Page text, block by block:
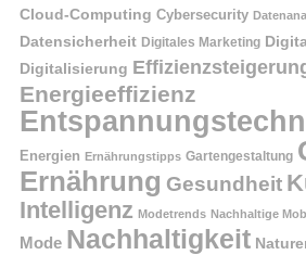
Cloud-Computing Cybersecurity
Datensicherheit Digitales Marketing
Digitalisierung
Energieeffizienz
Energien Ernährungstipps Gartengestaltung
Ernährung Gesundheit
Intelligenz Modetrends Nachhaltige
Mode Nachhaltigkeit